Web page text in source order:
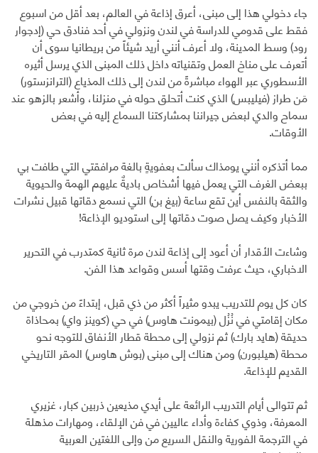
جاء دخولي هذا إلى مبنى، أعرق إذاعة في العالم، بعد أقل من اسبوع
فقط على قدومي للدراسة في لندن ونزولي في أحد فنادق حي (إدجوار
رود) وسط المدينة، ولا أعرف أنني أريد شيئاً من بريطانيا سوى أن
أتعرف على مناخ العمل وتقنياته داخل ذلك المبنى الذي يرسل أثيره
الأسطوري عبر الهواء مباشرةً من لندن إلى ذلك المذياع (الترانزستور)
مَن طراز (فيليبس) الذي كنت أتحلق حوله في منزلنا، وأشعر بالزهو عند
سماح والدي لبعض جيراننا بمشاركتنا السماع إليه في بعض
الأوقات.
مما أتذكره أنني يومذاك سألت بعفويةٍ بالغة مرافقتي التي طافت بي
ببعض الغرف التي يعمل فيها أشخاص باديةٌ عليهم الهمة والحيوية
والثقة بالنفس أين تقع ساعة (بيغ بن) التي نسمع دقاتها قبيل نشرات
الأخبار وكيف يصل صوت دقاتها إلى استوديو الإذاعة!
وشاءت الأقدار أن أعود إلى إذاعة لندن مرة ثانية كمتدرب في التحرير
الاخباري، حيث عرفت وقتها أسس وقواعد هذا الفن.
كان كل يوم للتدريب يبدو مثيراً أكثر من ذي قبل، إبتداءً من خروجي من
مكان إقامتي في نُزُل (بيمونت هاوس) في حي (كوينز واي) بمحاذاة
حديقة (هايد بارك) ثم نزولي إلى محطة قطار الأنفاق للتوجه نحو
محطة (هيلبورن) ومن هناك إلى مبنى (بوش هاوس) المقر التاريخي
القديم للإذاعة.
ثم تتوالى أيام التدريب الرائعة على أيدي مذيعين ذربين كبار، غزيري
المعرفة، وذوي كفاءة وأداء عاليين في فن الإلقاء، ومهارات مذهلة
في الترجمة الفورية والنقل السريع من وإلى اللغتين العربية